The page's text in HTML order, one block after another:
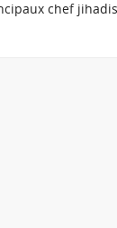
chef